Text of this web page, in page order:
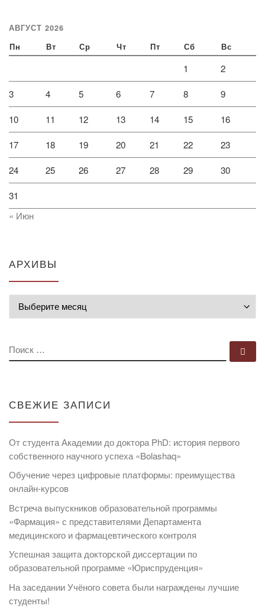
АВГУСТ 2026
Пн Вт Ср Чт Пт Сб Вс
1 2
3 4 5 6 7 8 9
10 11 12 13 14 15 16
17 18 19 20 21 22 23
24 25 26 27 28 29 30
31
« Июн
АРХИВЫ
ПОИСК
СВЕЖИЕ ЗАПИСИ
От студента Академии до доктора PhD: история первого
собственного научного успеха «Bolashaq»
Обучение через цифровые платформы: преимущества
онлайн-курсов
Встреча выпускников образовательной программы
«Фармация» с представителями Департамента
медицинского и фармацевтического контроля
Успешная защита докторской диссертации по
образовательной программе «Юриспруденция»
На заседании Учёного совета были награждены лучшие
студенты!